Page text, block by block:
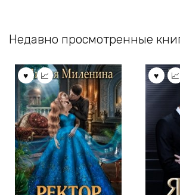
Недавно просмотренные